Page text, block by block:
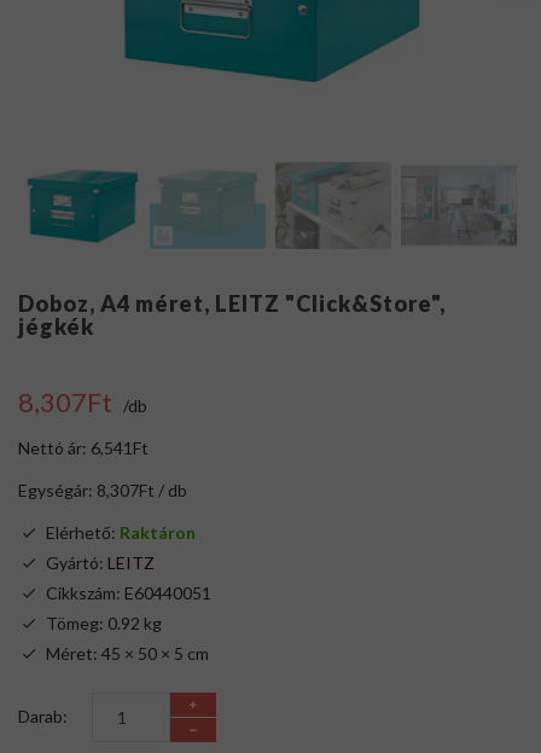
Doboz, A4 méret, LEITZ "Click&Store",
jégkék
8,307Ft /db
Nettó ár: 6,541Ft
Egységár: 8,307Ft / db
Elérhető: Raktáron
Gyártó: LEITZ
Cikkszám: E60440051
Tömeg: 0.92 kg
Méret: 45 × 50 × 5 cm
Darab: